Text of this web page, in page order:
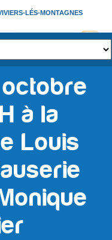
LÉS-MONTAGNES
à la
Louis